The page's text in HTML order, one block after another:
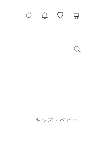
キッズ・ベビー